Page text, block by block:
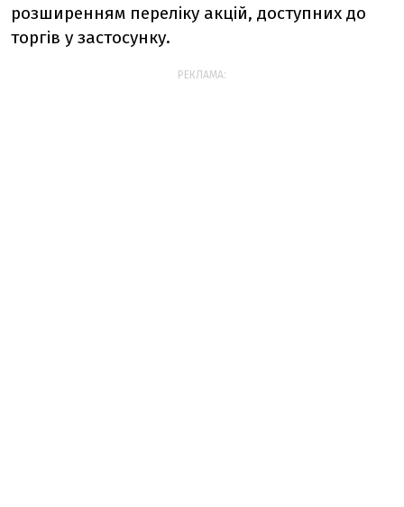
розширенням переліку акцій, доступних до
торгів у застосунку.
РЕКЛАМА: